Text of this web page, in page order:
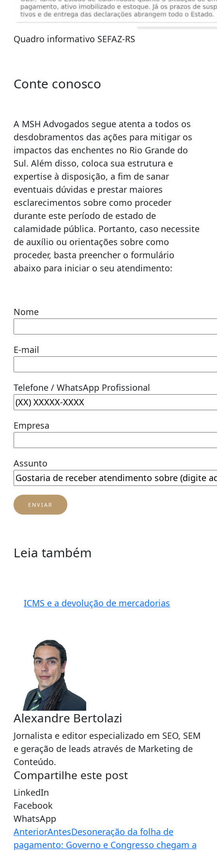
Quadro informativo SEFAZ-RS
Conte conosco
A MSH Advogados segue atenta a todos os
desdobramentos das ações para mitigar os
impactos das enchentes no Rio Grande do
Sul. Além disso, coloca sua estrutura e
expertise à disposição, a fim de sanar
eventuais dúvidas e prestar maiores
esclarecimentos sobre como proceder
durante este período de estado de
calamidade pública. Portanto, caso necessite
de auxílio ou orientações sobre como
proceder, basta preencher o formulário
abaixo para iniciar o seu atendimento:
Nome
E-mail
Telefone / WhatsApp Profissional
Empresa
Assunto
Leia também
ICMS e a devolução de mercadorias
Alexandre Bertolazi
Jornalista e editor especializado em SEO, SEM
e geração de leads através de Marketing de
Conteúdo.
Compartilhe este post
LinkedIn
Facebook
WhatsApp
AnteriorAntesDesoneração da folha de
pagamento: Governo e Congresso chegam a